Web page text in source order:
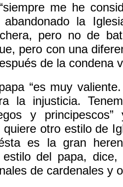
me he
la
pero no de
pero con una
de la condena
“es muy
la injusticia.
y
quiere otro estilo de
es la gran
estilo del papa,
de cardenales y